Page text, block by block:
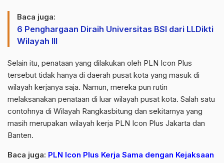
Baca juga:
6 Penghargaan Diraih Universitas BSI dari LLDikti
Wilayah III
Selain itu, penataan yang dilakukan oleh PLN Icon Plus
tersebut tidak hanya di daerah pusat kota yang masuk di
wilayah kerjanya saja. Namun, mereka pun rutin
melaksanakan penataan di luar wilayah pusat kota. Salah satu
contohnya di Wilayah Rangkasbitung dan sekitarnya yang
masih merupakan wilayah kerja PLN Icon Plus Jakarta dan
Banten.
Baca juga: PLN Icon Plus Kerja Sama dengan Kejaksaan